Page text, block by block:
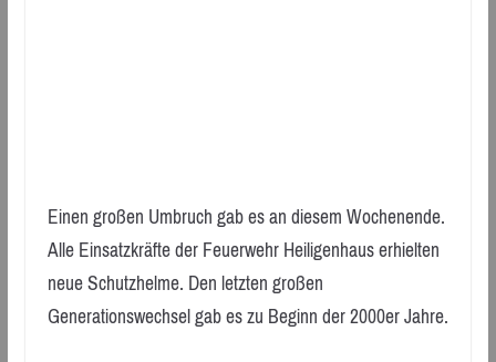
Einen großen Umbruch gab es an diesem Wochenende.
Alle Einsatzkräfte der Feuerwehr Heiligenhaus erhielten
neue Schutzhelme. Den letzten großen
Generationswechsel gab es zu Beginn der 2000er Jahre.